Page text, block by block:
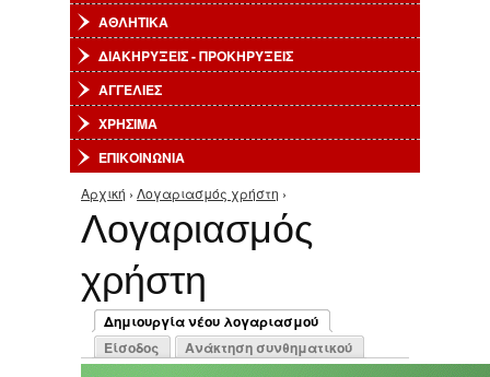
ΑΘΛΗΤΙΚΑ
ΔΙΑΚΗΡΥΞΕΙΣ - ΠΡΟΚΗΡΥΞΕΙΣ
ΑΓΓΕΛΙΕΣ
ΧΡΗΣΙΜΑ
ΕΠΙΚΟΙΝΩΝΙΑ
Είστε εδώ
Αρχική › Λογαριασμός χρήστη ›
Λογαριασμός
χρήστη
Πρωτεύουσες καρτέλες
Δημιουργία νέου λογαριασμού
(ενεργή καρτέλα)
Είσοδος Ανάκτηση συνθηματικού